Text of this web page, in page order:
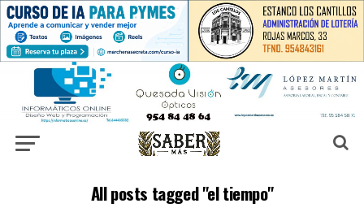
All posts tagged "el tiempo"